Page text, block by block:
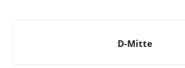
D-Mitte